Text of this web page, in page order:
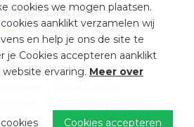
253 reviews
cookies we mogen plaatsen.
aanklikt verzamelen wij
en help je ons de site te
je Cookies accepteren aanklikt
ervaring. Meer over
Cookies accepteren